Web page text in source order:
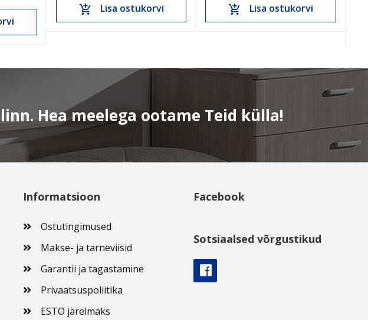
add_shopping_cart Lisa ostukorvi add_shopping_cart Lisa ostukorvi
Hea meelega ootame Teid külla!
Informatsioon
Ostutingimused
Makse- ja tarneviisid
Garantii ja tagastamine
Privaatsuspoliitika
ESTO järelmaks
Facebook
Sotsiaalsed võrgustikud